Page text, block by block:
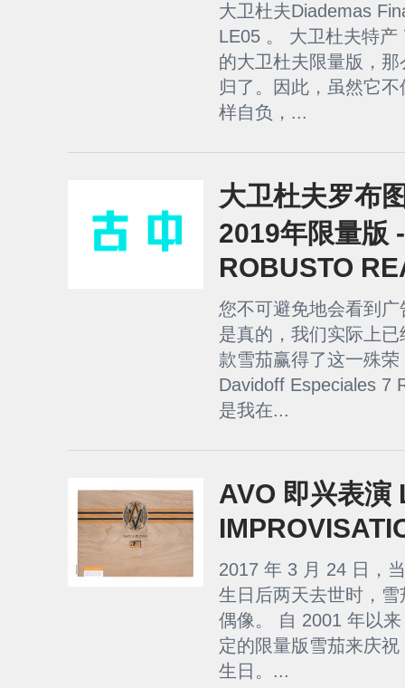
大卫杜夫Diademas
LE05 。 大卫杜夫特
的大卫杜夫限量版，
归了。因此，虽然它
样自负，...
大卫杜夫罗布
2019年限量版
ROBUSTO
您不可避免地会看到
是真的，我们实际上
款雪茄赢得了这一殊
Davidoff Especiales 7
是我在...
AVO 即兴表演
2017 年 3 月 24 日，
生日后两天去世时，
偶像。 自 2001 年以
定的限量版雪茄来庆
生日。...